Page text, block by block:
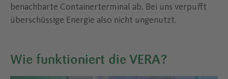
benachbarte Containerterminal ab. Bei uns verpufft
überschüssige Energie also nicht ungenutzt.
Wie funktioniert die VERA?